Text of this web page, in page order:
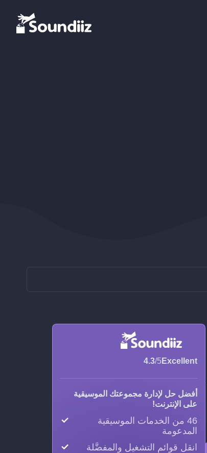
Excellent
4.3/5
أفضل حل لإدارة مجموعتك الموسيقية
على الإنترنت!
46 من الخدمات الموسيقية
المدعومة
انقل قوائم التشغيل والمفضَّلة